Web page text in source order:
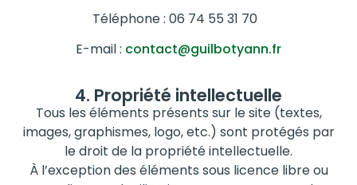
Téléphone : 06 74 55 31 70
E-mail : contact@guilbotyann.fr
4. Propriété intellectuelle
Tous les éléments présents sur le site (textes,
images, graphismes, logo, etc.) sont protégés par
le droit de la propriété intellectuelle.
À l’exception des éléments sous licence libre ou